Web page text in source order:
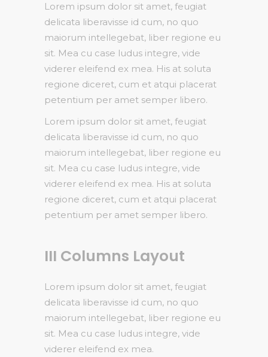
Lorem ipsum dolor sit amet, feugiat
delicata liberavisse id cum, no quo
maiorum intellegebat, liber regione eu
sit. Mea cu case ludus integre, vide
viderer eleifend ex mea. His at soluta
regione diceret, cum et atqui placerat
petentium per amet semper libero.
Lorem ipsum dolor sit amet, feugiat
delicata liberavisse id cum, no quo
maiorum intellegebat, liber regione eu
sit. Mea cu case ludus integre, vide
viderer eleifend ex mea. His at soluta
regione diceret, cum et atqui placerat
petentium per amet semper libero.
III Columns Layout
Lorem ipsum dolor sit amet, feugiat
delicata liberavisse id cum, no quo
maiorum intellegebat, liber regione eu
sit. Mea cu case ludus integre, vide
viderer eleifend ex mea.